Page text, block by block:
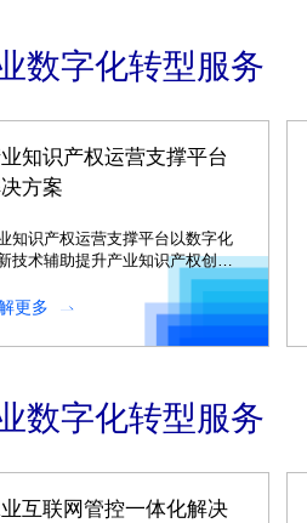
数字化转型服务
知识产权运营支撑平台
方案
知识产权运营支撑平台以数字化
技术辅助提升产业知识产权创
、运用、保护、管理和服务水平。
更多
数字化转型服务
互联网管控一体化解决